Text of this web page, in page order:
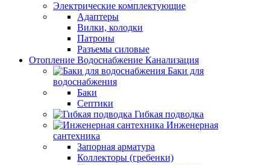
Электрические комплектующие
Адаптеры
Вилки, колодки
Патроны
Разъемы силовые
Отопление Водоснабжение Канализация
Баки для
водоснабжения
Баки
Септики
Гибкая подводка
Инженерная
сантехника
Запорная арматура
Коллекторы (гребенки)